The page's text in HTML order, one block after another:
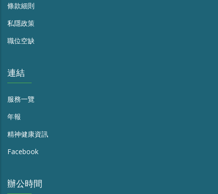
條款細則
私隱政策
職位空缺
連結
服務一覽
年報
精神健康資訊
Facebook
辦公時間